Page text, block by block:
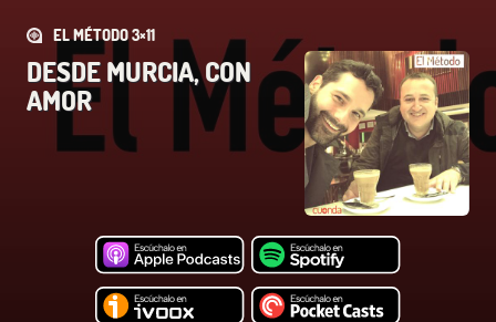
EL MÉTODO 3×11
DESDE MURCIA, CON
AMOR